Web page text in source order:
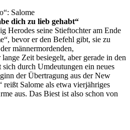
Salome
dich zu lieb gehabt“
Herodes seine Stieftochter am Ende
bevor er den Befehl gibt, sie zu
männermordenden,
Zeit besiegelt, aber gerade in den
sich durch Umdeutungen ein neues
der Übertragung aus der New
Salome als etwa vierjähriges
aus. Das Biest ist also schon von